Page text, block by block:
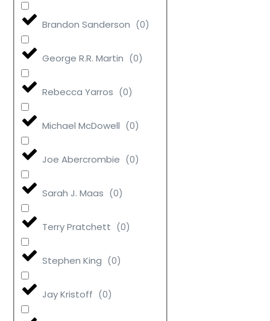
Brandon Sanderson (0)
George R.R. Martin (0)
Rebecca Yarros (0)
Michael McDowell (0)
Joe Abercrombie (0)
Sarah J. Maas (0)
Terry Pratchett (0)
Stephen King (0)
Jay Kristoff (0)